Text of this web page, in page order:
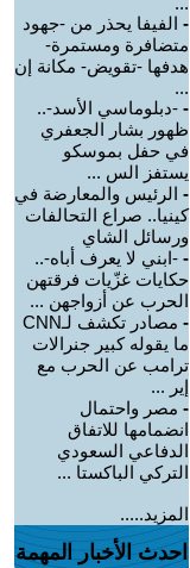
- الفيفا يحذر من -جهود
متضافرة ومستمرة-
هدفها -تقويض- مكانة إن
...
- -دبلوماسي الأسد-..
ظهور بشار الجعفري
في حفل بموسكو
يستفز الس ...
- الرئيس والمعارضة في
كينيا.. صراع التحالفات
ورسائل الشاي
- -ابني لا يعرف أباه-..
حكايات غزّيات فرقتهن
الحرب عن أزواجهن ...
-
مصادر تكشف لـCNN
ما يقوله كبير جنرالات
ترامب عن الحرب مع
إير ...
- مصر واحتمال
انضمامها للاتفاق
الدفاعي السعودي
التركي الباكستا ...
المزيد.....
احدث الأخبار المهمة